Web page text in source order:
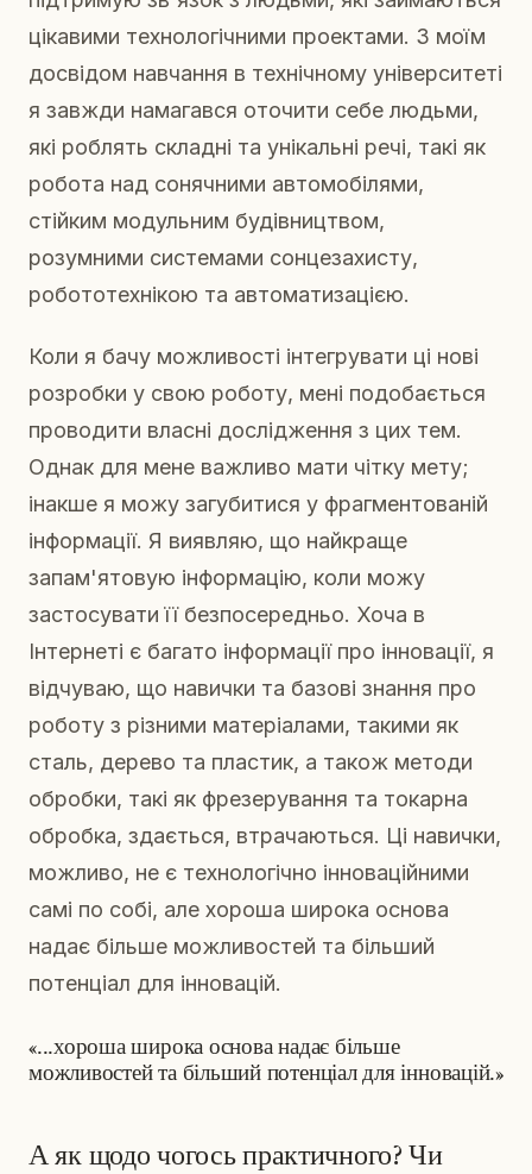
цікавими технологічними проектами. З моїм
досвідом навчання в технічному університеті
я завжди намагався оточити себе людьми,
які роблять складні та унікальні речі, такі як
робота над сонячними автомобілями,
стійким модульним будівництвом,
розумними системами сонцезахисту,
робототехнікою та автоматизацією.
Коли я бачу можливості інтегрувати ці нові
розробки у свою роботу, мені подобається
проводити власні дослідження з цих тем.
Однак для мене важливо мати чітку мету;
інакше я можу загубитися у фрагментованій
інформації. Я виявляю, що найкраще
запам'ятовую інформацію, коли можу
застосувати її безпосередньо. Хоча в
Інтернеті є багато інформації про інновації, я
відчуваю, що навички та базові знання про
роботу з різними матеріалами, такими як
сталь, дерево та пластик, а також методи
обробки, такі як фрезерування та токарна
обробка, здається, втрачаються. Ці навички,
можливо, не є технологічно інноваційними
самі по собі, але хороша широка основа
надає більше можливостей та більший
потенціал для інновацій.
«...хороша широка основа надає більше
можливостей та більший потенціал для інновацій.»
А як щодо чогось практичного? Чи